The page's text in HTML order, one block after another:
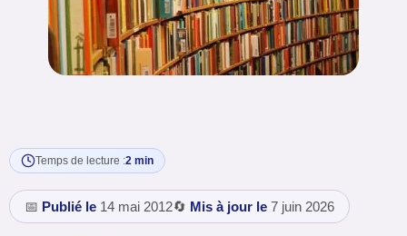
Temps de lecture :2 min
📅 Publié le 14 mai 2012🔄 Mis à jour le 7 juin 2026